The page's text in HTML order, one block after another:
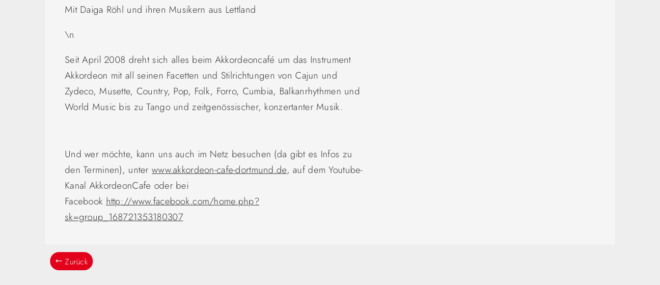
Mit Daiga Röhl und ihren Musikern aus Lettland
\n
Seit April 2008 dreht sich alles beim Akkordeoncafé um das Instrument
Akkordeon mit all seinen Facetten und Stilrichtungen von Cajun und
Zydeco, Musette, Country, Pop, Folk, Forro, Cumbia, Balkanrhythmen und
World Music bis zu Tango und zeitgenössischer, konzertanter Musik.
Und wer möchte, kann uns auch im Netz besuchen (da gibt es Infos zu
den Terminen), unter www.akkordeon-cafe-dortmund.de, auf dem Youtube-
Kanal AkkordeonCafe oder bei
Facebook http://www.facebook.com/home.php?
sk=group_168721353180307
Zurück